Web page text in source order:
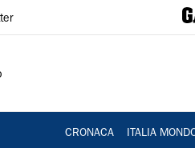
CRONACA ITALIA